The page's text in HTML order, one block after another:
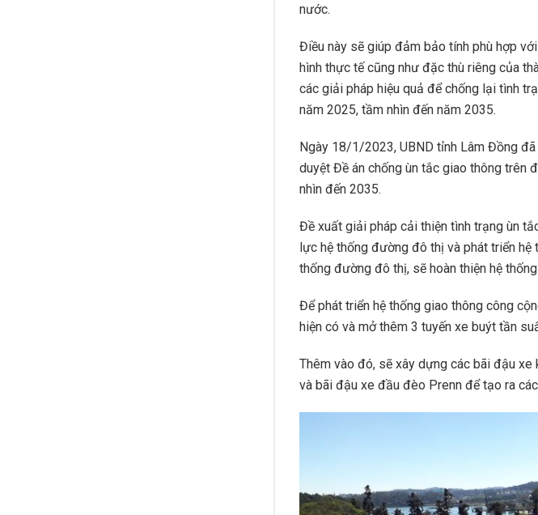
nước.
Điều này sẽ giúp đảm bảo tính phù hợp
hình thực tế cũng như đặc thù riêng của
các giải pháp hiệu quả để chống lại tình
năm 2025, tầm nhìn đến năm 2035.
Ngày 18/1/2023, UBND tỉnh Lâm Đồng
duyệt Đề án chống ùn tắc giao thông trên
nhìn đến 2035.
Đề xuất giải pháp cải thiện tình trạng ùn
lực hệ thống đường đô thị và phát triển
thống đường đô thị, sẽ hoàn thiện hệ
Để phát triển hệ thống giao thông công
hiện có và mở thêm 3 tuyến xe buýt tần
Thêm vào đó, sẽ xây dựng các bãi đậu
và bãi đậu xe đầu đèo Prenn để tạo ra